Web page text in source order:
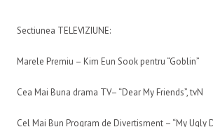
Sectiunea TELEVIZIUNE:
Marele Premiu – Kim Eun Sook pentru “Goblin”
Cea Mai Buna drama TV– “Dear My Friends”, tvN
Cel Mai Bun Program de Divertisment – “My Ugly